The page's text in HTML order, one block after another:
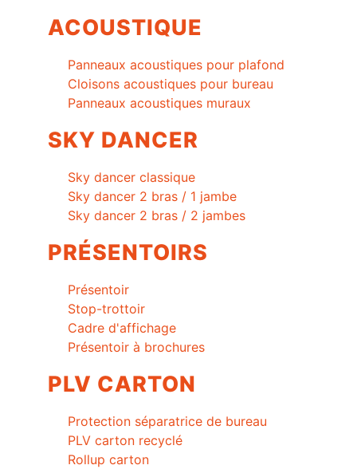
ACOUSTIQUE
Panneaux acoustiques pour plafond
Cloisons acoustiques pour bureau
Panneaux acoustiques muraux
SKY DANCER
Sky dancer classique
Sky dancer 2 bras / 1 jambe
Sky dancer 2 bras / 2 jambes
PRÉSENTOIRS
Présentoir
Stop-trottoir
Cadre d'affichage
Présentoir à brochures
PLV CARTON
Protection séparatrice de bureau
PLV carton recyclé
Rollup carton